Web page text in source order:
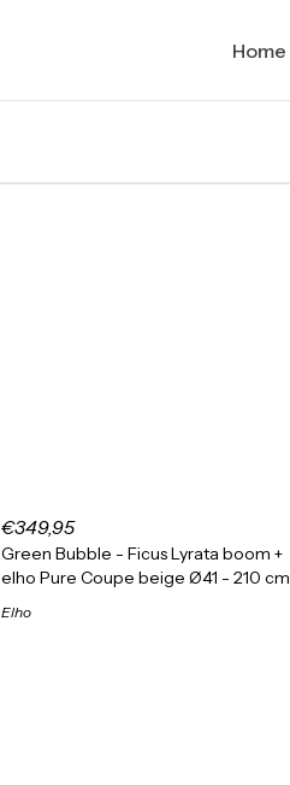
Home
€349,95
Green Bubble - Ficus Lyrata boom +
elho Pure Coupe beige Ø41 - 210 cm
Elho